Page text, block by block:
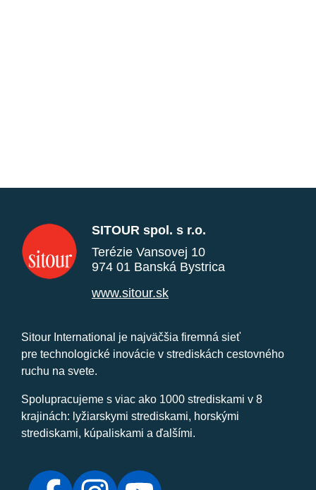
SITOUR spol. s r.o.
Terézie Vansovej 10
974 01 Banská Bystrica
www.sitour.sk
Sitour International je najväčšia firemná sieť
pre technologické inovácie v strediskách cestovného
ruchu na svete.
Spolupracujeme s viac ako 1000 strediskami v 8
krajinách: lyžiarskymi strediskami, horskými
strediskami, kúpaliskami a ďalšími.